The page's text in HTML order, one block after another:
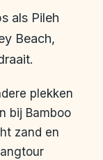
als Pileh
Beach,
plekken
bij Bamboo
zand en